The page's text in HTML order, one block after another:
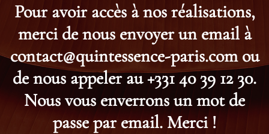
Pour avoir accès à nos réalisations,
merci de nous envoyer un email à
contact@quintessence-paris.com ou
de nous appeler au +331 40 39 12 30.
Nous vous enverrons un mot de
passe par email. Merci !